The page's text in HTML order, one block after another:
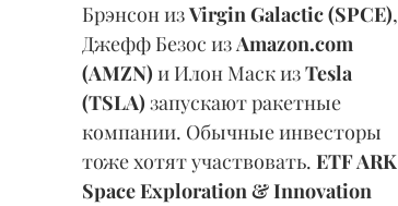
Брэнсон из Virgin Galactic (SPCE),
Джефф Безос из Amazon.com
(AMZN) и Илон Маск из Tesla
(TSLA) запускают ракетные
компании. Обычные инвесторы
тоже хотят участвовать. ETF ARK
Space Exploration & Innovation